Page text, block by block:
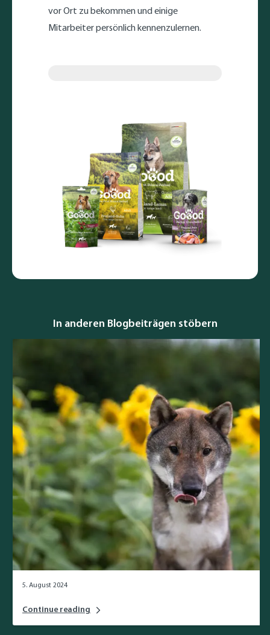
vor Ort zu bekommen und einige
Mitarbeiter persönlich kennenzulernen.
In anderen Blogbeiträgen stöbern
5. August 2024
Continue reading